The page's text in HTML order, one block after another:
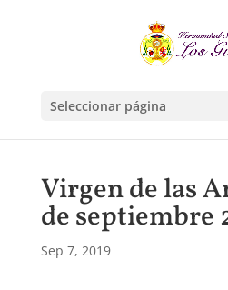
Seleccionar página
Virgen de las
de septiembre
Sep 7, 2019